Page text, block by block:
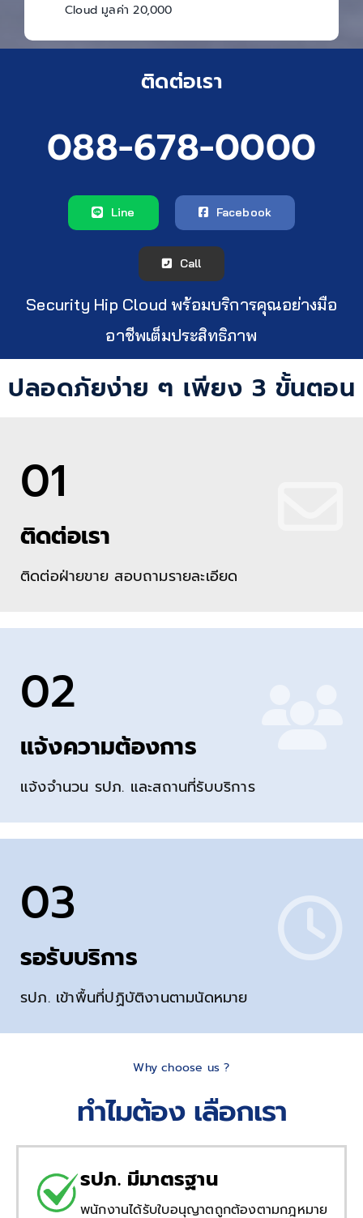
Cloud มูลค่า 20,000
ติดต่อเรา
088-678-0000
Line Facebook
Call
Security Hip Cloud พร้อมบริการคุณอย่างมือ
อาชีพเต็มประสิทธิภาพ
ปลอดภัยง่าย ๆ เพียง 3 ขั้นตอน
01
ติดต่อเรา
ติดต่อฝ่ายขาย สอบถามรายละเอียด
02
แจ้งความต้องการ
แจ้งจำนวน รปภ. และสถานที่รับบริการ
03
รอรับบริการ
รปภ. เข้าพื้นที่ปฏิบัติงานตามนัดหมาย
Why choose us ?
ทำไมต้อง เลือกเรา
รปภ. มีมาตรฐาน
พนักงานได้รับใบอนุญาตถูกต้องตามกฎหมาย